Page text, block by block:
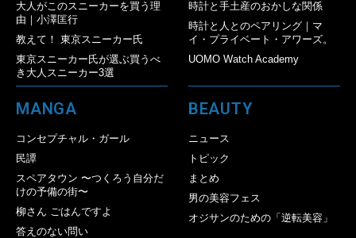
大人がこのスニーカーを買う理
由｜小澤匡行
教えて！ 東京スニーカー氏
東京スニーカー氏が選ぶ買うべ
き大人スニーカー3選
時計と手土産のおかしな関係
時計と人とのペアリング｜マ
イ・プライベート・アワーズ。
UOMO Watch Academy
MANGA
コンセプチャル・ガール
民譚
スペアタウン 〜つくろう自分だ
けの予備の街〜
柳さん ごはんですよ
答えのない問い
BEAUTY
ニュース
トピック
まとめ
男の美容フェス
オジサンのための「逆転美容」